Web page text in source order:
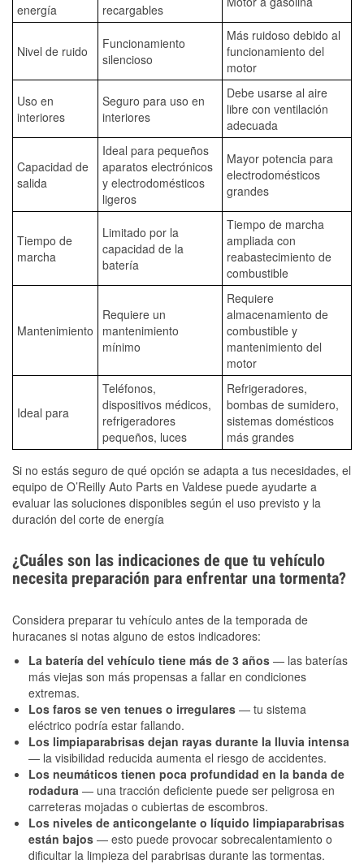
energía
recargables
Nivel de ruido
Funcionamiento
silencioso
Más ruidoso debido al
funcionamiento del
motor
Uso en
interiores
Seguro para uso en
interiores
Debe usarse al aire
libre con ventilación
adecuada
Capacidad de
salida
Ideal para pequeños
aparatos electrónicos
y electrodomésticos
ligeros
Mayor potencia para
electrodomésticos
grandes
Tiempo de
marcha
Limitado por la
capacidad de la
batería
Tiempo de marcha
ampliada con
reabastecimiento de
combustible
Mantenimiento
Requiere un
mantenimiento
mínimo
Requiere
almacenamiento de
combustible y
mantenimiento del
motor
Ideal para
Teléfonos,
dispositivos médicos,
refrigeradores
pequeños, luces
Refrigeradores,
bombas de sumidero,
sistemas domésticos
más grandes
Si no estás seguro de qué opción se adapta a tus necesidades, el
equipo de O’Reilly Auto Parts en Valdese puede ayudarte a
evaluar las soluciones disponibles según el uso previsto y la
duración del corte de energía
¿Cuáles son las indicaciones de que tu vehículo
necesita preparación para enfrentar una tormenta?
Considera preparar tu vehículo antes de la temporada de
huracanes si notas alguno de estos indicadores:
La batería del vehículo tiene más de 3 años — las baterías
más viejas son más propensas a fallar en condiciones
extremas.
Los faros se ven tenues o irregulares — tu sistema
eléctrico podría estar fallando.
Los limpiaparabrisas dejan rayas durante la lluvia intensa
— la visibilidad reducida aumenta el riesgo de accidentes.
Los neumáticos tienen poca profundidad en la banda de
rodadura — una tracción deficiente puede ser peligrosa en
carreteras mojadas o cubiertas de escombros.
Los niveles de anticongelante o líquido limpiaparabrisas
están bajos — esto puede provocar sobrecalentamiento o
dificultar la limpieza del parabrisas durante las tormentas.